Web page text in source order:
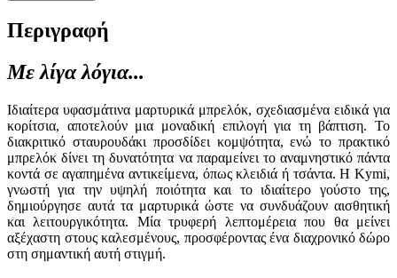
Περιγραφή
Με λίγα λόγια...
Ιδιαίτερα υφασμάτινα μαρτυρικά μπρελόκ, σχεδιασμένα ειδικά για
κορίτσια, αποτελούν μια μοναδική επιλογή για τη βάπτιση. Το
διακριτικό σταυρουδάκι προσδίδει κομψότητα, ενώ το πρακτικό
μπρελόκ δίνει τη δυνατότητα να παραμείνει το αναμνηστικό πάντα
κοντά σε αγαπημένα αντικείμενα, όπως κλειδιά ή τσάντα. Η Kymi,
γνωστή για την υψηλή ποιότητα και το ιδιαίτερο γούστο της,
δημιούργησε αυτά τα μαρτυρικά ώστε να συνδυάζουν αισθητική
και λειτουργικότητα. Μία τρυφερή λεπτομέρεια που θα μείνει
αξέχαστη στους καλεσμένους, προσφέροντας ένα διαχρονικό δώρο
στη σημαντική αυτή στιγμή.